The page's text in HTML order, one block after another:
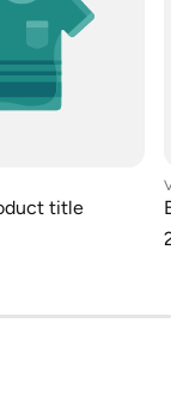
title